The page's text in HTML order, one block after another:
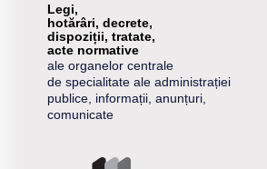
Legi,
hotărâri, decrete,
dispoziții, tratate,
acte normative
ale organelor centrale
de specialitate ale administrației
publice, informații, anunțuri,
comunicate